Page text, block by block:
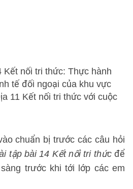
Kết nối tri thức: Thực hành
tế đối ngoại của khu vực
11 Kết nối tri thức với cuộc
chuẩn bị trước các câu hỏi
tập bài 14 Kết nối tri thức để
trước khi tới lớp các em